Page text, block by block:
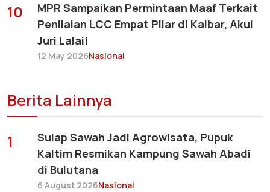
10
MPR Sampaikan Permintaan Maaf Terkait
Penilaian LCC Empat Pilar di Kalbar, Akui
Juri Lalai!
12 May 2026Nasional
Berita Lainnya
1
Sulap Sawah Jadi Agrowisata, Pupuk
Kaltim Resmikan Kampung Sawah Abadi
di Bulutana
6 August 2026Nasional